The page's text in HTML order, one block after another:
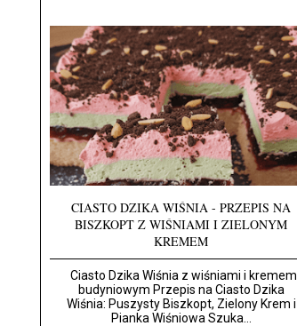
CIASTO DZIKA WIŚNIA - PRZEPIS NA
BISZKOPT Z WIŚNIAMI I ZIELONYM
KREMEM
Ciasto Dzika Wiśnia z wiśniami i kremem
budyniowym Przepis na Ciasto Dzika
Wiśnia: Puszysty Biszkopt, Zielony Krem i
Pianka Wiśniowa Szuka...